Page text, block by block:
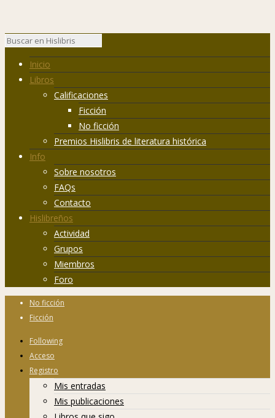
Inicio
Libros
Calificaciones
Ficción
No ficción
Premios Hislibris de literatura histórica
Info
Sobre nosotros
FAQs
Contacto
Hislibreños
Actividad
Grupos
Miembros
Foro
No ficción
Ficción
Following
Acceso
Registro
Mis entradas
Mis publicaciones